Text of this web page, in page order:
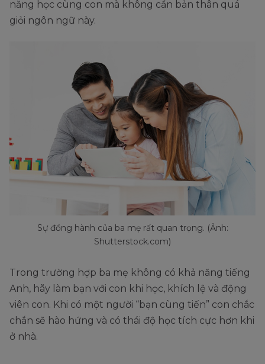
năng học cùng con mà không cần bản thân quá
giỏi ngôn ngữ này.
Sự đồng hành của ba mẹ rất quan trọng. (Ảnh:
Shutterstock.com)
Trong trường hợp ba mẹ không có khả năng tiếng
Anh, hãy làm bạn với con khi học, khích lệ và động
viên con. Khi có một người “bạn cùng tiến” con chắc
chắn sẽ hào hứng và có thái độ học tích cực hơn khi
ở nhà.